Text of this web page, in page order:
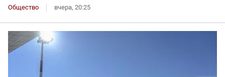
Общество вчера, 20:25